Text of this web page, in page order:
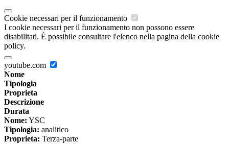
Cookie necessari per il funzionamento
I cookie necessari per il funzionamento non possono essere
disabilitati. È possibile consultare l'elenco nella pagina della cookie
policy.
youtube.com
Nome
Tipologia
Proprieta
Descrizione
Durata
Nome: YSC
Tipologia: analitico
Proprieta: Terza-parte